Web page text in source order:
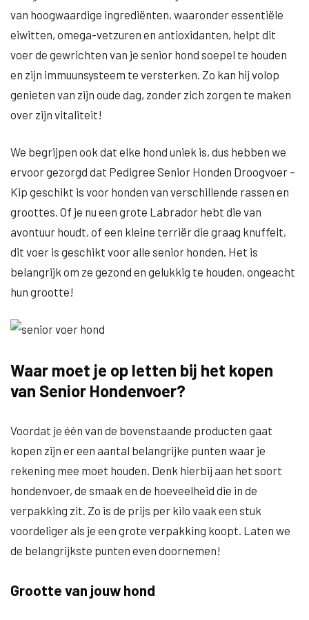
van hoogwaardige ingrediënten, waaronder essentiële
eiwitten, omega-vetzuren en antioxidanten, helpt dit
voer de gewrichten van je senior hond soepel te houden
en zijn immuunsysteem te versterken. Zo kan hij volop
genieten van zijn oude dag, zonder zich zorgen te maken
over zijn vitaliteit!
We begrijpen ook dat elke hond uniek is, dus hebben we
ervoor gezorgd dat Pedigree Senior Honden Droogvoer –
Kip geschikt is voor honden van verschillende rassen en
groottes. Of je nu een grote Labrador hebt die van
avontuur houdt, of een kleine terriër die graag knuffelt,
dit voer is geschikt voor alle senior honden. Het is
belangrijk om ze gezond en gelukkig te houden, ongeacht
hun grootte!
Waar moet je op letten bij het kopen
van Senior Hondenvoer?
Voordat je één van de bovenstaande producten gaat
kopen zijn er een aantal belangrijke punten waar je
rekening mee moet houden. Denk hierbij aan het soort
hondenvoer, de smaak en de hoeveelheid die in de
verpakking zit. Zo is de prijs per kilo vaak een stuk
voordeliger als je een grote verpakking koopt. Laten we
de belangrijkste punten even doornemen!
Grootte van jouw hond